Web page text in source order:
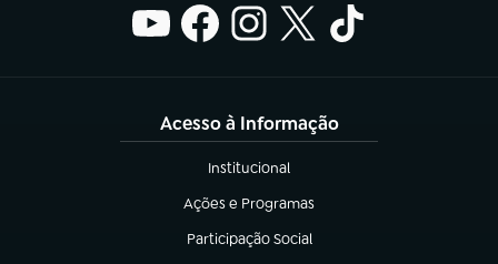
Acesso à Informação
Institucional
(abre em nova aba)
Ações e Programas
(abre em nova aba)
Participação Social
(abre em nova aba)